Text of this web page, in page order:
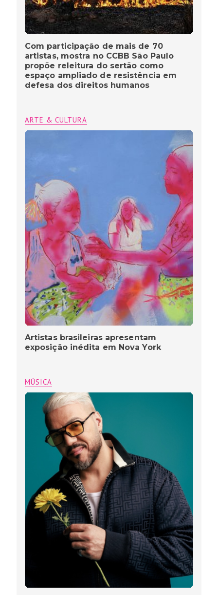
Com participação de mais de 70
artistas, mostra no CCBB São Paulo
propõe releitura do sertão como
espaço ampliado de resistência em
defesa dos direitos humanos
ARTE & CULTURA
Artistas brasileiras apresentam
exposição inédita em Nova York
MÚSICA